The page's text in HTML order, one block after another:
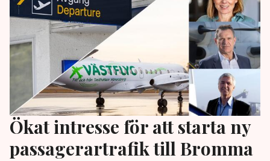
Ökat intresse för att starta ny
passagerartrafik till Bromma